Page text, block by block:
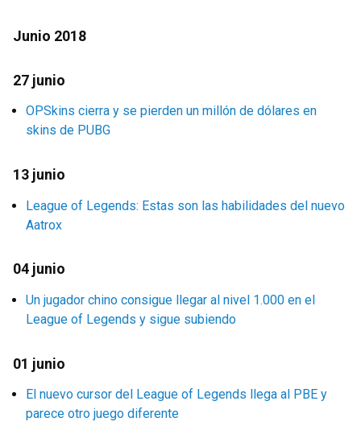
Junio 2018
27 junio
OPSkins cierra y se pierden un millón de dólares en
skins de PUBG
13 junio
League of Legends: Estas son las habilidades del nuevo
Aatrox
04 junio
Un jugador chino consigue llegar al nivel 1.000 en el
League of Legends y sigue subiendo
01 junio
El nuevo cursor del League of Legends llega al PBE y
parece otro juego diferente